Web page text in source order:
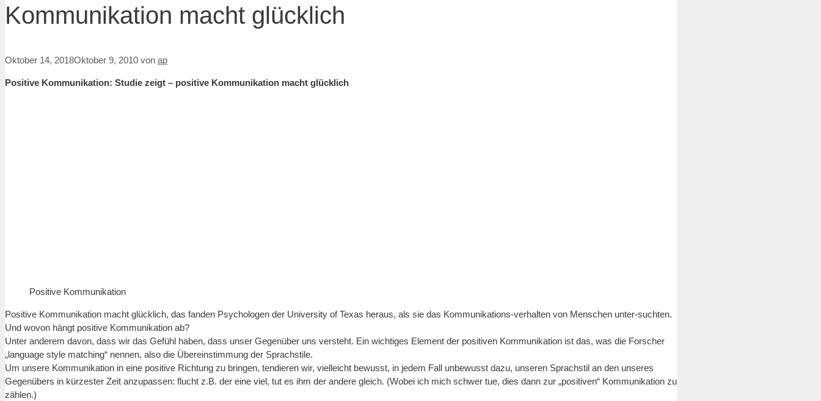
Kommunikation macht glücklich
Oktober 14, 2018Oktober 9, 2010 von ap
Positive Kommunikation: Studie zeigt – positive Kommunikation macht glücklich
Positive Kommunikation
Positive Kommunikation macht glücklich, das fanden Psychologen der University of Texas heraus, als sie das Kommunikations-verhalten von Menschen unter-suchten.
Und wovon hängt positive Kommunikation ab?
Unter anderem davon, dass wir das Gefühl haben, dass unser Gegenüber uns versteht. Ein wichtiges Element der positiven Kommunikation ist das, was die Forscher
„language style matching“ nennen, also die Übereinstimmung der Sprachstile.
Um unsere Kommunikation in eine positive Richtung zu bringen, tendieren wir, vielleicht bewusst, in jedem Fall unbewusst dazu, unseren Sprachstil an den unseres
Gegenübers in kürzester Zeit anzupassen: flucht z.B. der eine viel, tut es ihm der andere gleich. (Wobei ich mich schwer tue, dies dann zur „positiven“ Kommunikation zu
zählen.)